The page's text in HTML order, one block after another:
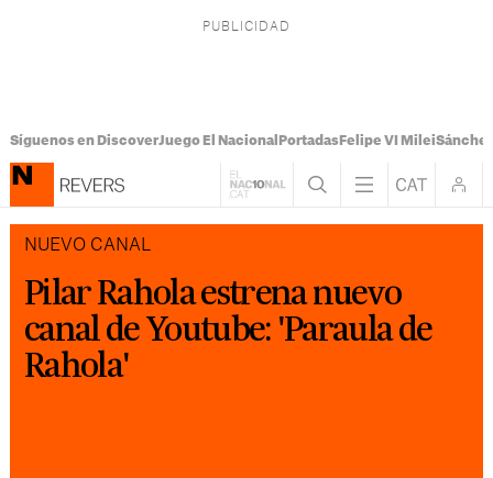
Síguenos en DiscoverJuego El Nacional PortadasFelipe VI Milei
NUEVO CANAL
Pilar Rahola estrena nuevo
canal de Youtube: 'Paraula de
Rahola'